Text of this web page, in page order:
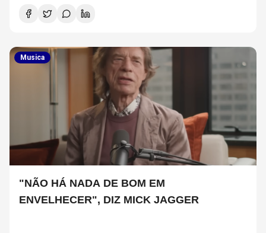
Musica
"NÃO HÁ NADA DE BOM EM
ENVELHECER", DIZ MICK JAGGER